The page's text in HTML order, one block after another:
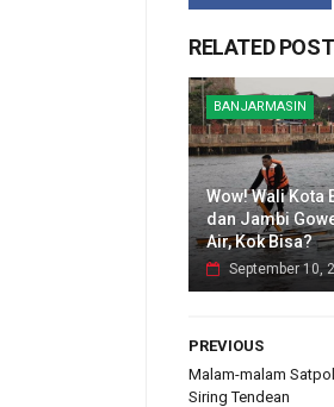
RELATED
BANJARMASIN
Wow! Wali Kota
dan Jambi
Air, Kok Bisa?
September 10,
PREVIOUS
Malam-malam
Siring Tendean